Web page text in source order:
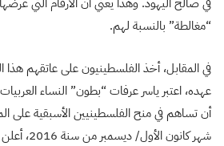
“مغالطة” بالنسبة لهم.
في المقابل، أخذ الفلسطينيون على عاتقهم هذا
عهده، اعتبر ياسر عرفات “بطون” النساء
أن تساهم في منح الفلسطينيين الأسبقية على
شهر كانون